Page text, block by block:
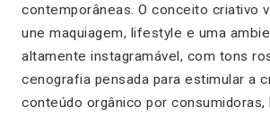
contemporâneas. O conceito criativo
une maquiagem, lifestyle e uma
altamente instagramável, com tons
cenografia pensada para estimular a
conteúdo orgânico por consumidoras,